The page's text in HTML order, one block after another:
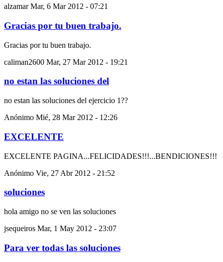
alzamar Mar, 6 Mar 2012 - 07:21
Gracias por tu buen trabajo.
Gracias por tu buen trabajo.
caliman2600 Mar, 27 Mar 2012 - 19:21
no estan las soluciones del
no estan las soluciones del ejercicio 1??
Anónimo Mié, 28 Mar 2012 - 12:26
EXCELENTE
EXCELENTE PAGINA...FELICIDADES!!!...BENDICIONES!!!
Anónimo Vie, 27 Abr 2012 - 21:52
soluciones
hola amigo no se ven las soluciones
jsequeiros Mar, 1 May 2012 - 23:07
Para ver todas las soluciones